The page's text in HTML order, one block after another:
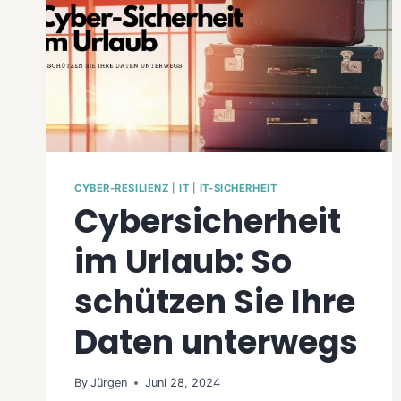
CYBER-RESILIENZ |IT IT-SICHERHEIT
Cybersicherheit
im Urlaub: So
schützen Sie Ihre
Daten unterwegs
By Jürgen Juni 28, 2024